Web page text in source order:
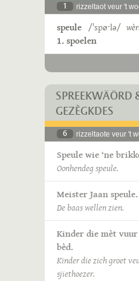
1 rizzeltaot veur 't
speule /ˈspøˑlə/
1. spoelen
SPREEKWÄÖRD
GEZÈGKDES
6 rizzeltaote veur 't
Speule wie ‘ne
Oonhendeg speule.
Meister Jaan speule.
De baas wellen zien.
Kinder die mèt vuur
bèd.
Kinder die zich groet
sjiethoezer.